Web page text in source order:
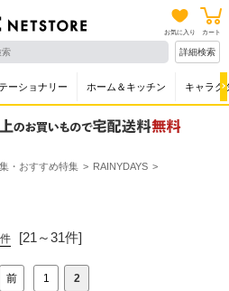
お気に入り カート
詳細検索
ーショナリー ホーム＆キッチン キャラク
・おすすめ特集
RAINYDAYS
件 [21～31件]
前 1 2